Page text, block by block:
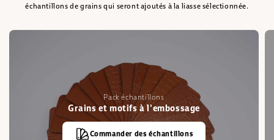
échantillons de grains qui seront ajoutés à la liasse sélectionnée.
Pack échantillons
Grains et motifs à l'embossage
Commander des échantillons